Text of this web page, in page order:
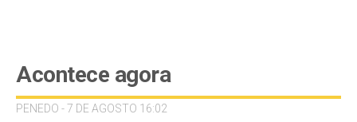
Acontece agora
PENEDO - 7 DE AGOSTO 16:02